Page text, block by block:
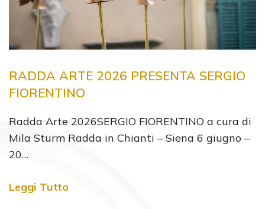
RADDA ARTE 2026 PRESENTA SERGIO
FIORENTINO
Radda Arte 2026SERGIO FIORENTINO a cura di
Mila Sturm Radda in Chianti – Siena 6 giugno –
20…
Leggi Tutto